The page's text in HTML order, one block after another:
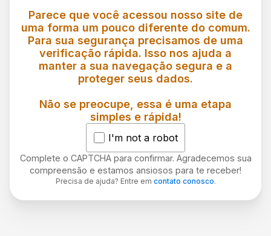
Parece que você acessou nosso site de
uma forma um pouco diferente do comum.
Para sua segurança precisamos de uma
verificação rápida. Isso nos ajuda a
manter a sua navegação segura e a
proteger seus dados.
Não se preocupe, essa é uma etapa
simples e rápida!
I'm not a robot
Complete o CAPTCHA para confirmar. Agradecemos sua
compreensão e estamos ansiosos para te receber!
Precisa de ajuda? Entre em contato conosco.